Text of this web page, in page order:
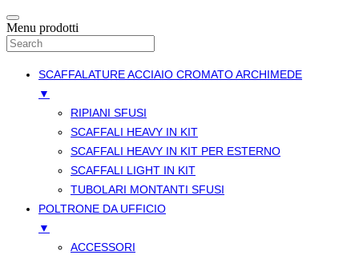
Menu prodotti
SCAFFALATURE ACCIAIO CROMATO ARCHIMEDE
▼
RIPIANI SFUSI
SCAFFALI HEAVY IN KIT
SCAFFALI HEAVY IN KIT PER ESTERNO
SCAFFALI LIGHT IN KIT
TUBOLARI MONTANTI SFUSI
POLTRONE DA UFFICIO
▼
ACCESSORI